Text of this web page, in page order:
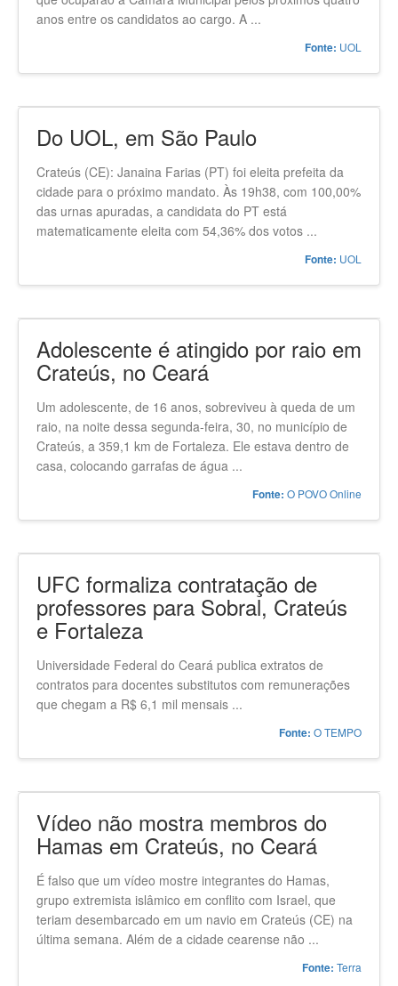
anos entre os candidatos ao cargo. A ...
Fonte: UOL
Do UOL, em São Paulo
Crateús (CE): Janaina Farias (PT) foi eleita prefeita da
cidade para o próximo mandato. Às 19h38, com 100,00%
das urnas apuradas, a candidata do PT está
matematicamente eleita com 54,36% dos votos ...
Fonte: UOL
Adolescente é atingido por raio em
Crateús, no Ceará
Um adolescente, de 16 anos, sobreviveu à queda de um
raio, na noite dessa segunda-feira, 30, no município de
Crateús, a 359,1 km de Fortaleza. Ele estava dentro de
casa, colocando garrafas de água ...
Fonte: O POVO Online
UFC formaliza contratação de
professores para Sobral, Crateús
e Fortaleza
Universidade Federal do Ceará publica extratos de
contratos para docentes substitutos com remunerações
que chegam a R$ 6,1 mil mensais ...
Fonte: O TEMPO
Vídeo não mostra membros do
Hamas em Crateús, no Ceará
É falso que um vídeo mostre integrantes do Hamas,
grupo extremista islâmico em conflito com Israel, que
teriam desembarcado em um navio em Crateús (CE) na
última semana. Além de a cidade cearense não ...
Fonte: Terra